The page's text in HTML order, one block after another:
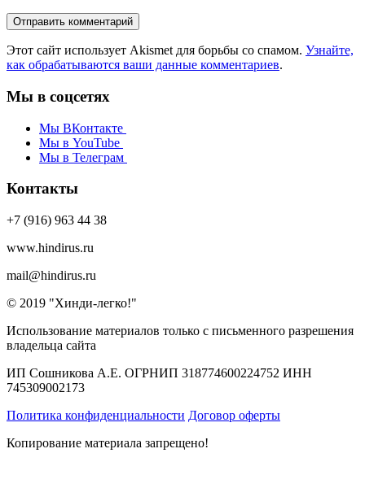
Этот сайт использует Akismet для борьбы со спамом. Узнайте,
как обрабатываются ваши данные комментариев.
Мы в соцсетях
Мы ВКонтакте
Мы в YouTube
Мы в Телеграм
Контакты
+7 (916) 963 44 38
www.hindirus.ru
mail@hindirus.ru
© 2019 "Хинди-легко!"
Использование материалов только с письменного разрешения
владельца сайта
ИП Сошникова А.Е. ОГРНИП 318774600224752 ИНН
745309002173
Политика конфиденциальности Договор оферты
Копирование материала запрещено!